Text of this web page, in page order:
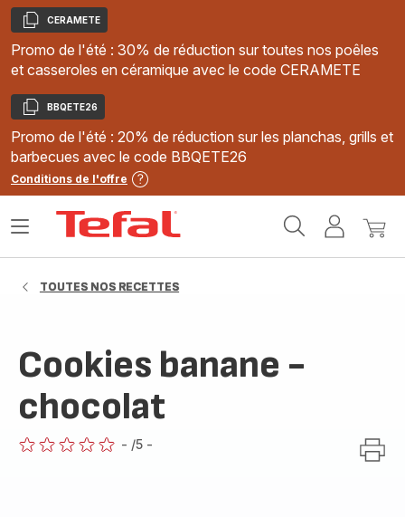
Copier
CERAMETE
Promo de l'été : 30% de réduction sur toutes nos poêles
et casseroles en céramique avec le code CERAMETE
Copier
BBQETE26
Promo de l'été : 20% de réduction sur les planchas, grills et
barbecues avec le code BBQETE26
Conditions de l'offre
MonMon
Ouvrir
TOUTES NOS RECETTES
Cookies banane -
chocolat
- /5 -